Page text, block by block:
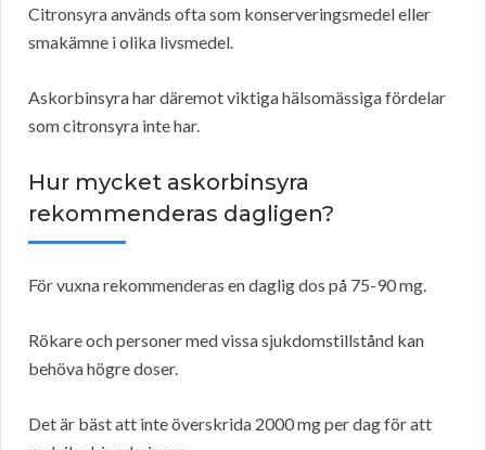
Citronsyra används ofta som konserveringsmedel eller
smakämne i olika livsmedel.
Askorbinsyra har däremot viktiga hälsomässiga fördelar
som citronsyra inte har.
Hur mycket askorbinsyra
rekommenderas dagligen?
För vuxna rekommenderas en daglig dos på 75-90 mg.
Rökare och personer med vissa sjukdomstillstånd kan
behöva högre doser.
Det är bäst att inte överskrida 2000 mg per dag för att